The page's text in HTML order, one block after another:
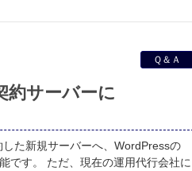
Ｑ＆Ａ
約サーバーに
た新規サーバーへ、WordPressの
です。 ただ、現在の運用代行会社に